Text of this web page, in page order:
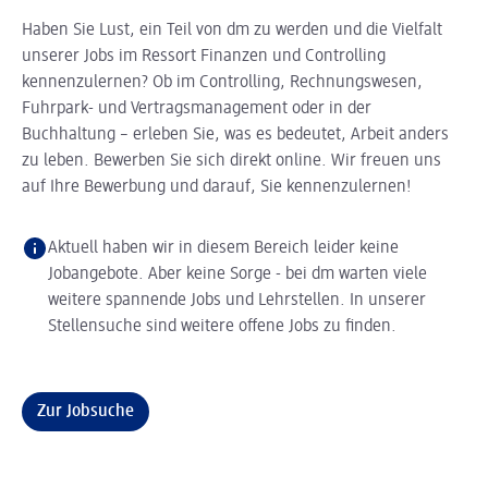
Haben Sie Lust, ein Teil von dm zu werden und die Vielfalt
unserer Jobs im Ressort Finanzen und Controlling
kennenzulernen? Ob im Controlling, Rechnungswesen,
Fuhrpark- und Vertragsmanagement oder in der
Buchhaltung – erleben Sie, was es bedeutet, Arbeit anders
zu leben. Bewerben Sie sich direkt online. Wir freuen uns
auf Ihre Bewerbung und darauf, Sie kennenzulernen!
Aktuell haben wir in diesem Bereich leider keine
Jobangebote. Aber keine Sorge - bei dm warten viele
weitere spannende Jobs und Lehrstellen. In unserer
Stellensuche sind weitere offene Jobs zu finden.
Zur Jobsuche